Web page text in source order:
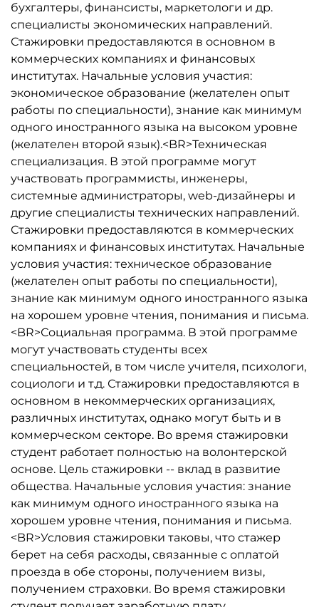
бухгалтеры, финансисты, маркетологи и др.
специалисты экономических направлений.
Стажировки предоставляются в основном в
коммерческих компаниях и финансовых
институтах. Начальные условия участия:
экономическое образование (желателен опыт
работы по специальности), знание как минимум
одного иностранного языка на высоком уровне
(желателен второй язык).<BR>Техническая
специализация. В этой программе могут
участвовать программисты, инженеры,
системные администраторы, web-дизайнеры и
другие специалисты технических направлений.
Стажировки предоставляются в коммерческих
компаниях и финансовых институтах. Начальные
условия участия: техническое образование
(желателен опыт работы по специальности),
знание как минимум одного иностранного языка
на хорошем уровне чтения, понимания и письма.
<BR>Социальная программа. В этой программе
могут участвовать студенты всех
специальностей, в том числе учителя, психологи,
социологи и т.д. Стажировки предоставляются в
основном в некоммерческих организациях,
различных институтах, однако могут быть и в
коммерческом секторе. Во время стажировки
студент работает полностью на волонтерской
основе. Цель стажировки -- вклад в развитие
общества. Начальные условия участия: знание
как минимум одного иностранного языка на
хорошем уровне чтения, понимания и письма.
<BR>Условия стажировки таковы, что стажер
берет на себя расходы, связанные с оплатой
проезда в обе стороны, получением визы,
получением страховки. Во время стажировки